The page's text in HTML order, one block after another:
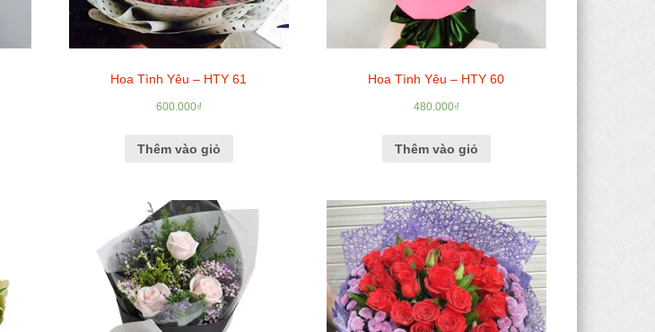
Hoa Tình Yêu – HTY 61
600.000₫
Thêm vào giỏ
Hoa Tình Yêu – HTY 60
480.000₫
Thêm vào giỏ